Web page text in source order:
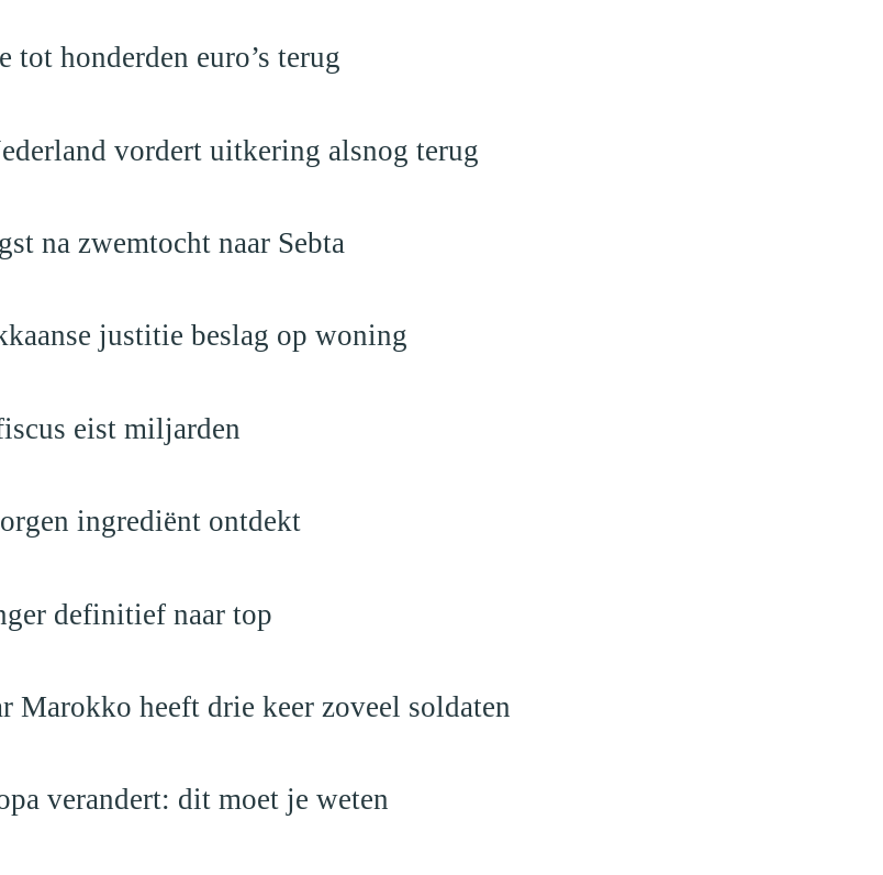
honderden euro’s terug
vordert uitkering alsnog terug
na zwemtocht naar Sebta
justitie beslag op woning
eist miljarden
ingrediënt ontdekt
definitief naar top
Marokko heeft drie keer zoveel soldaten
verandert: dit moet je weten